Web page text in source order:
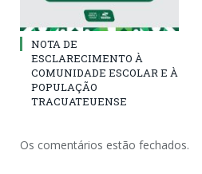
NOTA DE
ESCLARECIMENTO À
COMUNIDADE ESCOLAR E À
POPULAÇÃO
TRACUATEUENSE
Os comentários estão fechados.